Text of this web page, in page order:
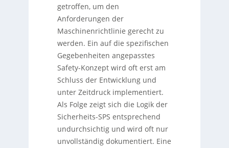
getroffen, um den
Anforderungen der
Maschinenrichtlinie gerecht zu
werden. Ein auf die spezifischen
Gegebenheiten angepasstes
Safety-Konzept wird oft erst am
Schluss der Entwicklung und
unter Zeitdruck implementiert.
Als Folge zeigt sich die Logik der
Sicherheits-SPS entsprechend
undurchsichtig und wird oft nur
unvollständig dokumentiert. Eine